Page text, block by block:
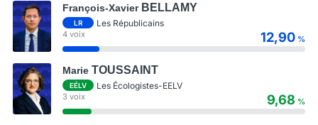
François-Xavier BELLAMY
LR Les Républicains
4 voix 12,90 %
Marie TOUSSAINT
EÉLV Les Écologistes-EELV
3 voix 9,68 %